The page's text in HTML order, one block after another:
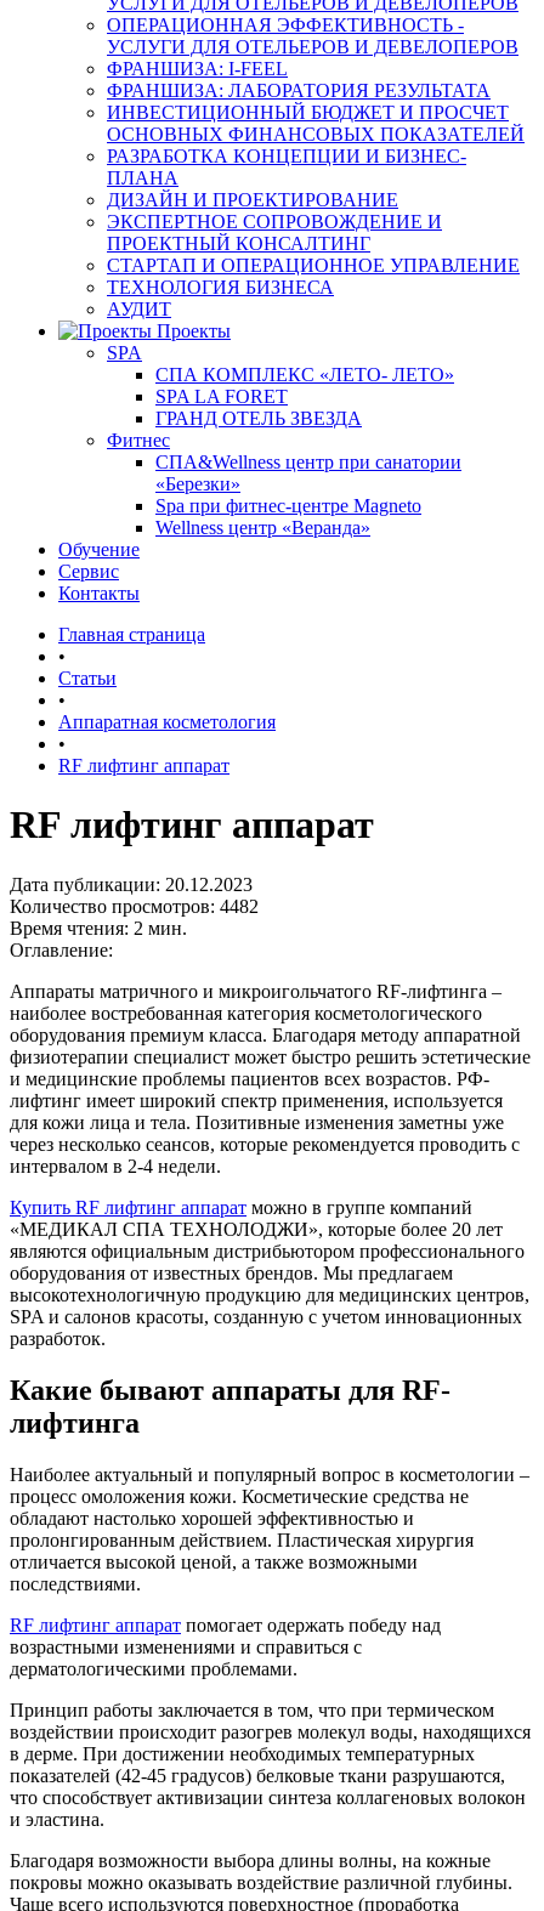
ОПЕРАЦИОННАЯ ЭФФЕКТИВНОСТЬ -
УСЛУГИ ДЛЯ ОТЕЛЬЕРОВ И ДЕВЕЛОПЕРОВ
ФРАНШИЗА: I-FEEL
ФРАНШИЗА: ЛАБОРАТОРИЯ РЕЗУЛЬТАТА
ИНВЕСТИЦИОННЫЙ БЮДЖЕТ И ПРОСЧЕТ
ОСНОВНЫХ ФИНАНСОВЫХ ПОКАЗАТЕЛЕЙ
РАЗРАБОТКА КОНЦЕПЦИИ И БИЗНЕС-
ПЛАНА
ДИЗАЙН И ПРОЕКТИРОВАНИЕ
ЭКСПЕРТНОЕ СОПРОВОЖДЕНИЕ И
ПРОЕКТНЫЙ КОНСАЛТИНГ
СТАРТАП И ОПЕРАЦИОННОЕ УПРАВЛЕНИЕ
ТЕХНОЛОГИЯ БИЗНЕСА
АУДИТ
Проекты
SPA
СПА КОМПЛЕКС «ЛЕТО- ЛЕТО»
SPA LA FORET
ГРАНД ОТЕЛЬ ЗВЕЗДА
Фитнес
СПА&Wellness центр при санатории
«Березки»
Spa при фитнес-центре Magneto
Wellness центр «Веранда»
Обучение
Сервис
Контакты
Главная страница
•
Статьи
•
Аппаратная косметология
•
RF лифтинг аппарат
RF лифтинг аппарат
Дата публикации: 20.12.2023
Количество просмотров: 4482
Время чтения: 2 мин.
Оглавление:
Аппараты матричного и микроигольчатого RF-лифтинга –
наиболее востребованная категория косметологического
оборудования премиум класса. Благодаря методу аппаратной
физиотерапии специалист может быстро решить эстетические
и медицинские проблемы пациентов всех возрастов. РФ-
лифтинг имеет широкий спектр применения, используется
для кожи лица и тела. Позитивные изменения заметны уже
через несколько сеансов, которые рекомендуется проводить с
интервалом в 2-4 недели.
Купить RF лифтинг аппарат можно в группе компаний
«МЕДИКАЛ СПА ТЕХНОЛОДЖИ», которые более 20 лет
являются официальным дистрибьютором профессионального
оборудования от известных брендов. Мы предлагаем
высокотехнологичную продукцию для медицинских центров,
SPA и салонов красоты, созданную с учетом инновационных
разработок.
Какие бывают аппараты для RF-
лифтинга
Наиболее актуальный и популярный вопрос в косметологии –
процесс омоложения кожи. Косметические средства не
обладают настолько хорошей эффективностью и
пролонгированным действием. Пластическая хирургия
отличается высокой ценой, а также возможными
последствиями.
RF лифтинг аппарат помогает одержать победу над
возрастными изменениями и справиться с
дерматологическими проблемами.
Принцип работы заключается в том, что при термическом
воздействии происходит разогрев молекул воды, находящихся
в дерме. При достижении необходимых температурных
показателей (42-45 градусов) белковые ткани разрушаются,
что способствует активизации синтеза коллагеновых волокон
и эластина.
Благодаря возможности выбора длины волны, на кожные
покровы можно оказывать воздействие различной глубины.
Чаще всего используются поверхностное (проработка